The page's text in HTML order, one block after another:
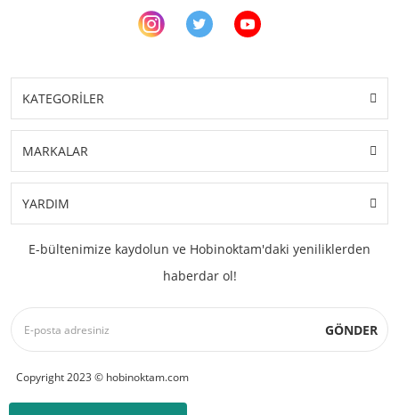
KATEGORİLER
MARKALAR
YARDIM
E-bültenimize kaydolun ve Hobinoktam'daki yeniliklerden
haberdar ol!
GÖNDER
Copyright 2023 © hobinoktam.com